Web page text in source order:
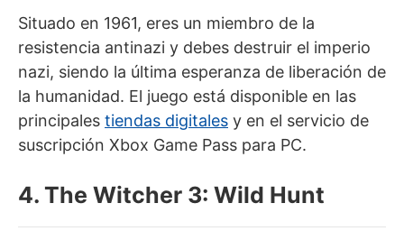
Situado en 1961, eres un miembro de la
resistencia antinazi y debes destruir el imperio
nazi, siendo la última esperanza de liberación de
la humanidad. El juego está disponible en las
principales tiendas digitales y en el servicio de
suscripción Xbox Game Pass para PC.
4. The Witcher 3: Wild Hunt